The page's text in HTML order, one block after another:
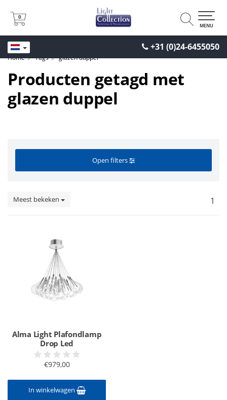
+31 (0)24-6455050
0
0
MENU
Home Tags glazen duppel
Producten getagd met
glazen duppel
Open filters
Meest bekeken 1
Alma Light Plafondlamp
Drop Led
€979,00
In winkelwagen